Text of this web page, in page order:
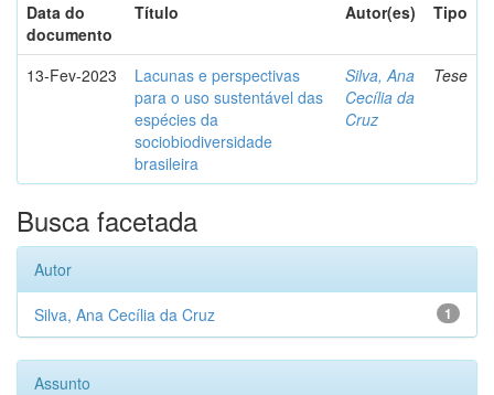
Data do
documento
Título Autor(es) Tipo
13-Fev-2023
Lacunas e perspectivas
para o uso sustentável das
espécies da
sociobiodiversidade
brasileira
Silva, Ana
Cecília da
Cruz
Tese
Busca facetada
Autor
1
Silva, Ana Cecília da Cruz
Assunto